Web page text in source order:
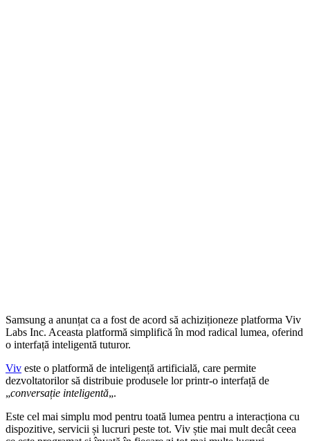
Samsung a anunțat ca a fost de acord să achiziționeze platforma Viv
Labs Inc. Aceasta platformă simplifică în mod radical lumea, oferind
o interfață inteligentă tuturor.
Viv este o platformă de inteligență artificială, care permite
dezvoltatorilor să distribuie produsele lor printr-o interfață de
„conversație inteligentă„.
Este cel mai simplu mod pentru toată lumea pentru a interacționa cu
dispozitive, servicii și lucruri peste tot. Viv știe mai mult decât ceea